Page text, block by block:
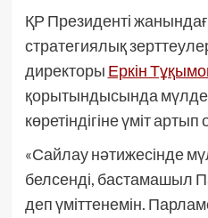
ҚР Президенті
стратегиялық
директоры Еркін
қорытындысында
көретіндігіне үміт артып
«Сайлау нәтижесінде
белсенді, бастамашыл
деп үміттенемін.